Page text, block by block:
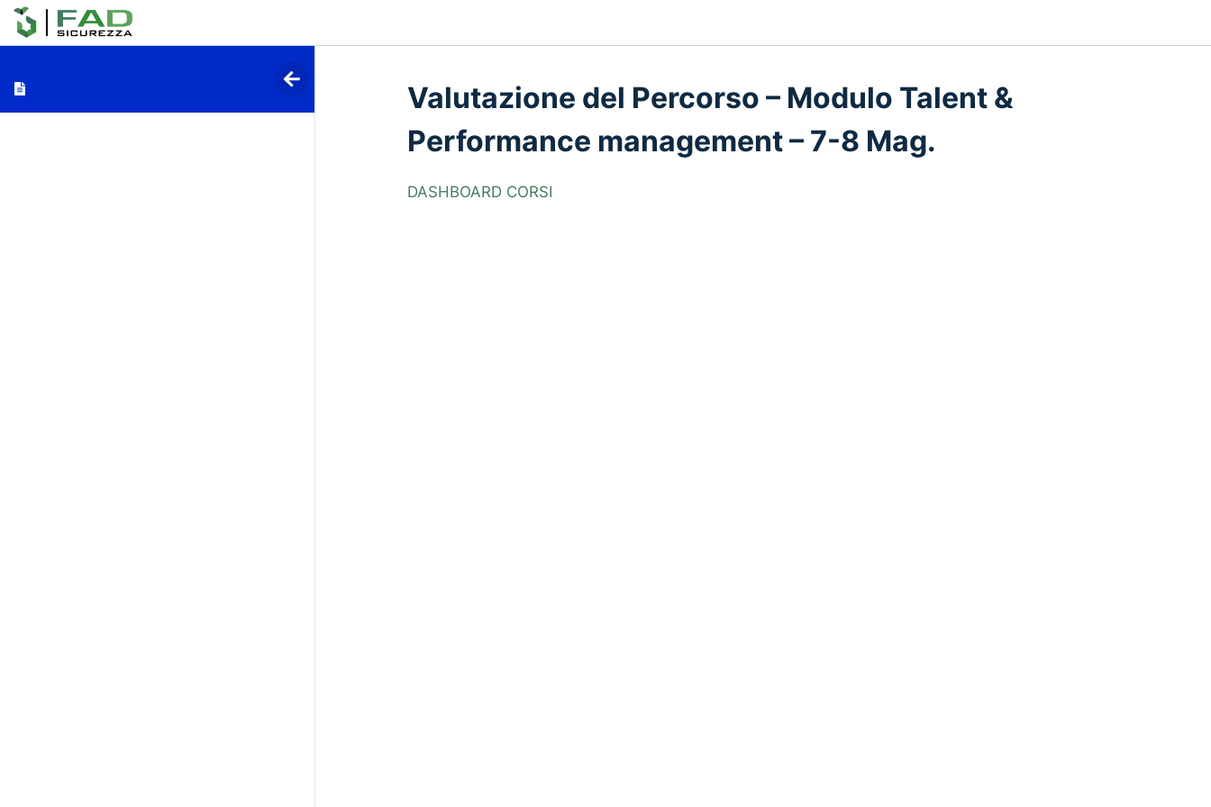
Valutazione del Percorso – Modulo Talent &
Performance management – 7-8 Mag.
DASHBOARD CORSI